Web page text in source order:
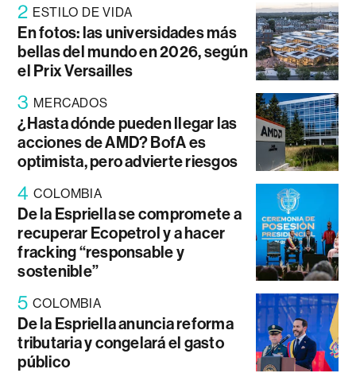
2 ESTILO DE VIDA
En fotos: las universidades más
bellas del mundo en 2026, según
el Prix Versailles
3 MERCADOS
¿Hasta dónde pueden llegar las
acciones de AMD? BofA es
optimista, pero advierte riesgos
4 COLOMBIA
De la Espriella se compromete a
recuperar Ecopetrol y a hacer
fracking “responsable y
sostenible”
5 COLOMBIA
De la Espriella anuncia reforma
tributaria y congelará el gasto
público